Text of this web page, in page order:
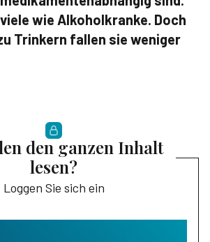
wie Alkoholkranke. Doch
Trinkern fallen sie weniger
den ganzen Inhalt
lesen?
Loggen Sie sich ein